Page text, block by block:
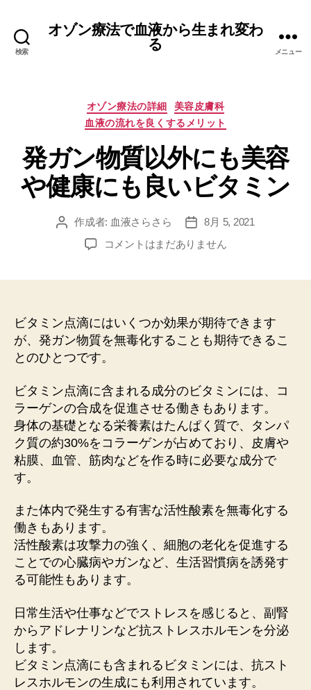
検索
オゾン療法で血液から生まれ変わ
る
メニュー
カ
テ
リ
ー
オゾン療法の詳細
美容皮膚科
血液の流れを良くするメリット
発ガン物質以外にも美容
や健康にも良いビタミン
投 作成者: 血液さらさら
投
稿
日
8月 5, 2021
発
以
外
に
も
容
や
健
康
に
い
ビ
タ
ミ
ン
へ
コメントはまだありません
ビタミン点滴にはいくつか効果が期待できます
が、発ガン物質を無毒化することも期待できるこ
とのひとつです。
ビタミン点滴に含まれる成分のビタミンには、コ
ラーゲンの合成を促進させる働きもあります。
身体の基礎となる栄養素はたんぱく質で、タンパ
ク質の約30%をコラーゲンが占めており、皮膚や
粘膜、血管、筋肉などを作る時に必要な成分で
す。
また体内で発生する有害な活性酸素を無毒化する
働きもあります。
活性酸素は攻撃力の強く、細胞の老化を促進する
ことでの心臓病やガンなど、生活習慣病を誘発す
る可能性もあります。
日常生活や仕事などでストレスを感じると、副腎
からアドレナリンなど抗ストレスホルモンを分泌
します。
ビタミン点滴にも含まれるビタミンには、抗スト
レスホルモンの生成にも利用されています。